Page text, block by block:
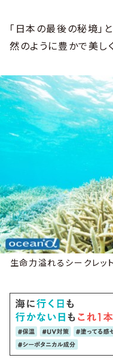
「日本の最後の秘境」
然のように豊かで美し
生命力溢れるシークレッ